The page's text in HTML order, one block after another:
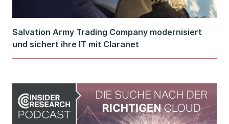
Salvation Army Trading Company modernisiert
und sichert ihre IT mit Claranet